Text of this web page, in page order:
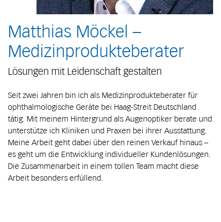
Matthias Möckel –
Medizinprodukteberater
Lösungen mit Leidenschaft gestalten
Seit zwei Jahren bin ich als Medizinprodukteberater für
ophthalmologische Geräte bei Haag-Streit Deutschland
tätig. Mit meinem Hintergrund als Augenoptiker berate und
unterstütze ich Kliniken und Praxen bei ihrer Ausstattung.
Meine Arbeit geht dabei über den reinen Verkauf hinaus –
es geht um die Entwicklung individueller Kundenlösungen.
Die Zusammenarbeit in einem tollen Team macht diese
Arbeit besonders erfüllend.